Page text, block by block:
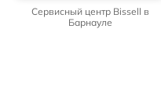
Сервисный центр Bissell в
Барнауле